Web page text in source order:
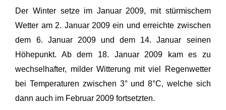
Der Winter setze im Januar 2009, mit stürmischem
Wetter am 2. Januar 2009 ein und erreichte zwischen
dem 6. Januar 2009 und dem 14. Januar seinen
Höhepunkt. Ab dem 18. Januar 2009 kam es zu
wechselhafter, milder Witterung mit viel Regenwetter
bei Temperaturen zwischen 3° und 8°C, welche sich
dann auch im Februar 2009 fortsetzten.